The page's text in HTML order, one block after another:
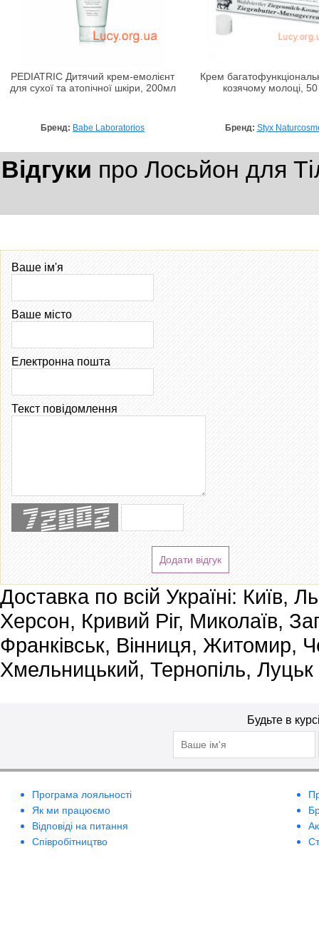
PEDIATRIC Дитячий крем-емолієнт
для сухої та атопічної шкіри, 200мл
Бренд: Babe Laboratorios
Крем
козячому молоці,
Бренд: Styx
Відгуки про Лосьйон для
Ваше ім'я
Ваше місто
Електронна пошта
Текст повідомлення
Додати відгук
Доставка по всій Україні: Київ,
Херсон, Кривий Ріг, Миколаїв,
Франківськ, Вінниця, Житомир,
Хмельницький, Тернопіль, Луцьк
Будьте в
Програма лояльності
Як ми працюємо
Відповіді на питання
Співробітництво